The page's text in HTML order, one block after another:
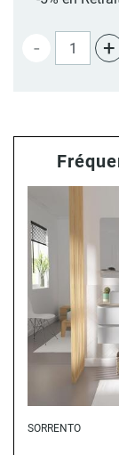
- +
SORRENTO